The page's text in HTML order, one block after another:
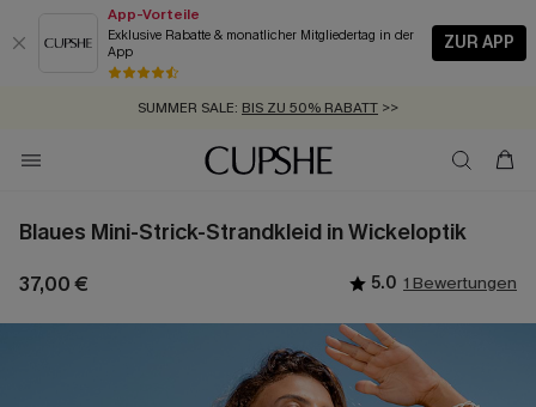
App-Vorteile
Exklusive Rabatte & monatlicher Mitgliedertag in der
App
ZUR APP
GRATIS MASSBAND MIT JEDEM SCHNELLVERSAND-ARTIKEL >>
SUMMER SALE: BIS ZU 50% RABATT >>
ZUM NEWSLETTER:BIS ZU -20% EXTRA ERHALTEN
KOSTENLOSER VERSAND AB 89 €
Blaues Mini-Strick-Strandkleid in Wickeloptik
37,00 € 5.0 1 Bewertungen